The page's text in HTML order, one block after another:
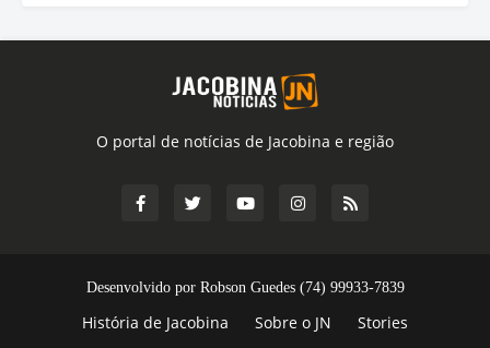
O portal de notícias de Jacobina e região
Desenvolvido por Robson Guedes (74) 99933-7839
História de Jacobina Sobre o JN Stories